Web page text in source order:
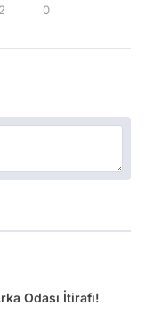
2 0
Odası İtirafı!